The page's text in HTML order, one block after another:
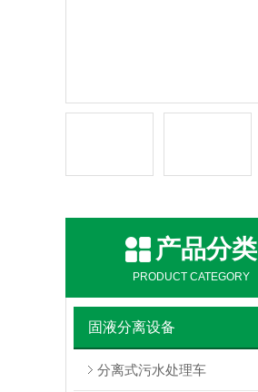
产品分类
PRODUCT CATEGORY
固液分离设备
分离式污水处理车